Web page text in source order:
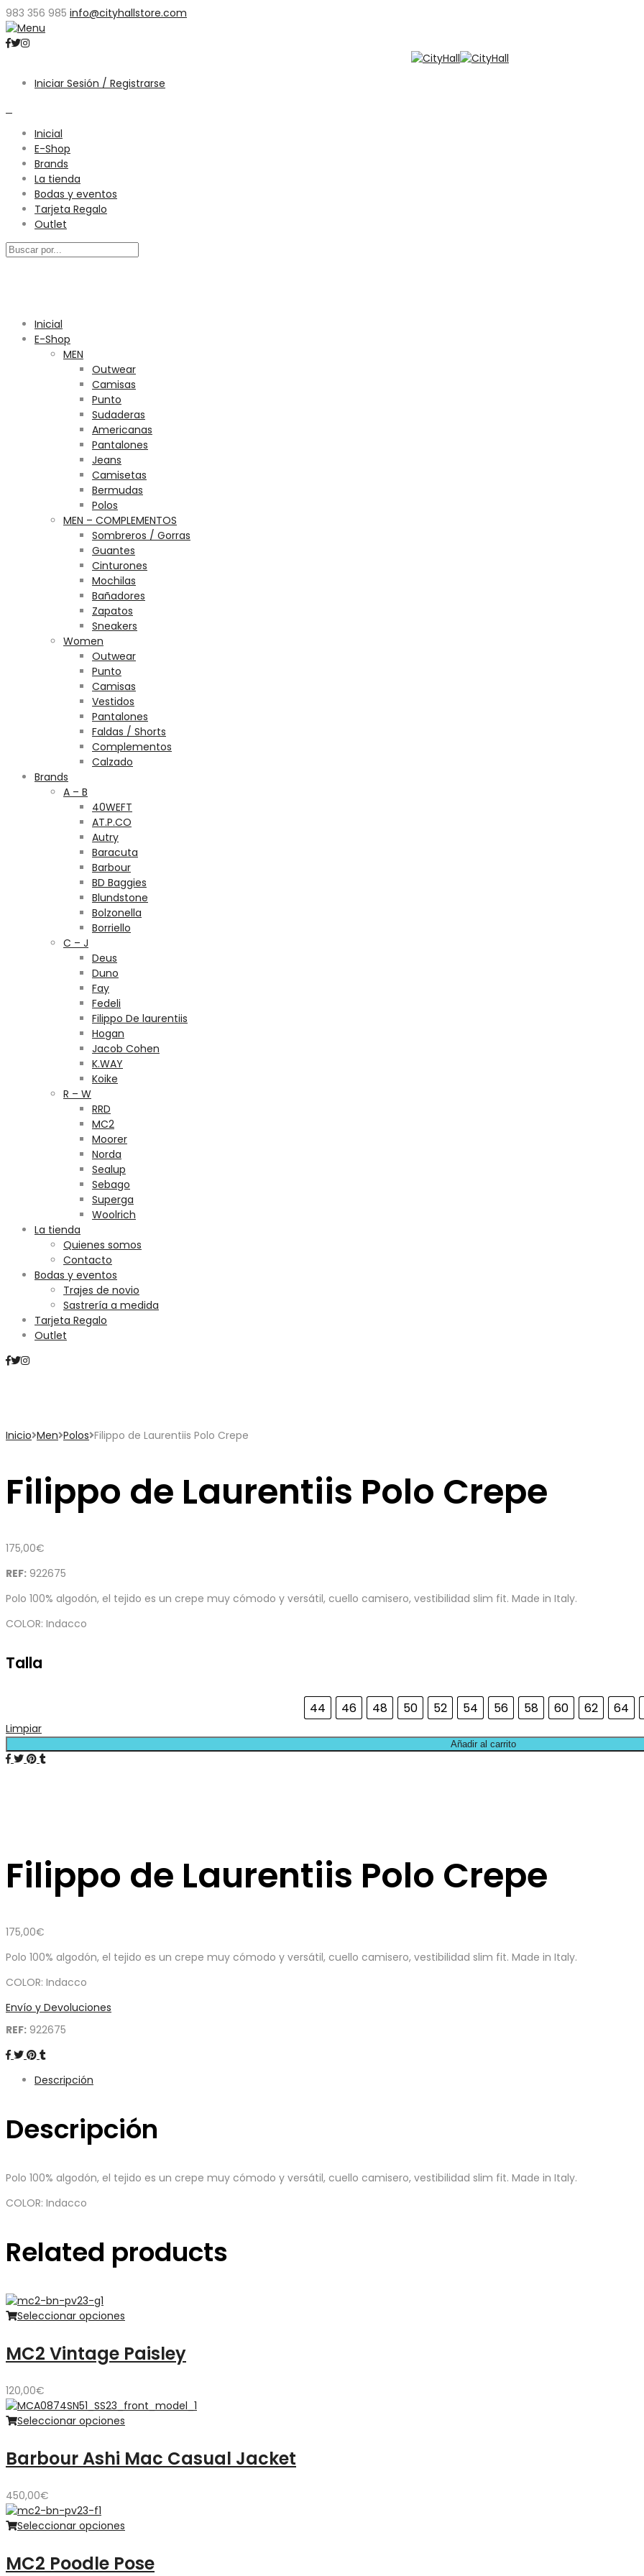
983 356 985 info@cityhallstore.com
Iniciar Sesión / Registrarse
Inicial
E-Shop
Brands
La tienda
Bodas y eventos
Tarjeta Regalo
Outlet
Inicial
E-Shop
MEN
Outwear
Camisas
Punto
Sudaderas
Americanas
Pantalones
Jeans
Camisetas
Bermudas
Polos
MEN – COMPLEMENTOS
Sombreros / Gorras
Guantes
Cinturones
Mochilas
Bañadores
Zapatos
Sneakers
Women
Outwear
Punto
Camisas
Vestidos
Pantalones
Faldas / Shorts
Complementos
Calzado
Brands
A – B
40WEFT
AT.P.CO
Autry
Baracuta
Barbour
BD Baggies
Blundstone
Bolzonella
Borriello
C – J
Deus
Duno
Fay
Fedeli
Filippo De laurentiis
Hogan
Jacob Cohen
K.WAY
Koike
R – W
RRD
MC2
Moorer
Norda
Sealup
Sebago
Superga
Woolrich
La tienda
Quienes somos
Contacto
Bodas y eventos
Trajes de novio
Sastrería a medida
Tarjeta Regalo
Outlet
Inicio Men Polos Filippo de Laurentiis Polo Crepe
Filippo de Laurentiis Polo Crepe
175,00€
REF: 922675
Polo 100% algodón, el tejido es un crepe muy cómodo y versátil, cuello camisero, vestibilidad slim fit. Made in Italy.
COLOR: Indacco
Talla
44 46 48 50 52 54 56 58 60 62 64
Limpiar
Añadir al carrito
Filippo de Laurentiis Polo Crepe
175,00€
Polo 100% algodón, el tejido es un crepe muy cómodo y versátil, cuello camisero, vestibilidad slim fit. Made in Italy.
COLOR: Indacco
Envío y Devoluciones
REF: 922675
Descripción
Descripción
Polo 100% algodón, el tejido es un crepe muy cómodo y versátil, cuello camisero, vestibilidad slim fit. Made in Italy.
COLOR: Indacco
Related products
Seleccionar opciones
MC2 Vintage Paisley
120,00€
Seleccionar opciones
Barbour Ashi Mac Casual Jacket
450,00€
Seleccionar opciones
MC2 Poodle Pose